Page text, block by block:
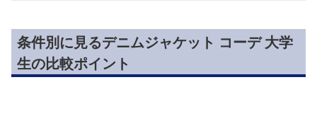
条件別に見るデニムジャケット コーデ 大学
生の比較ポイント